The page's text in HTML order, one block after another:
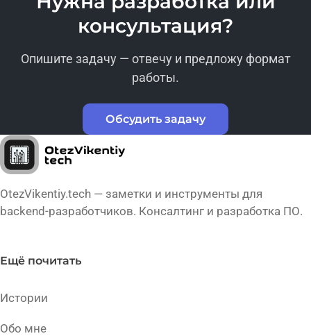
консультация?
Опишите задачу — отвечу и предложу формат
работы.
Обсудить задачу
OtezVikentiy.tech — заметки и инструменты для
backend-разработчиков. Консалтинг и разработка ПО.
Ещё почитать
Истории
Обо мне